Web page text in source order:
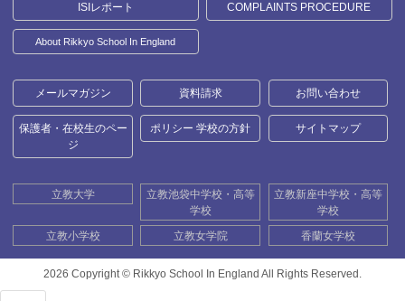
ISIレポート COMPLAINTS PROCEDURE
About Rikkyo School In England
メールマガジン 資料請求 お問い合わせ
保護者・在校生のペー
ジ
ポリシー 学校の方針 サイトマップ
立教大学
立教池袋中学校・高等
学校
立教新座中学校・高等
学校
立教小学校
立教女学院 香蘭女学校
2026 Copyright © Rikkyo School In England All Rights Reserved.